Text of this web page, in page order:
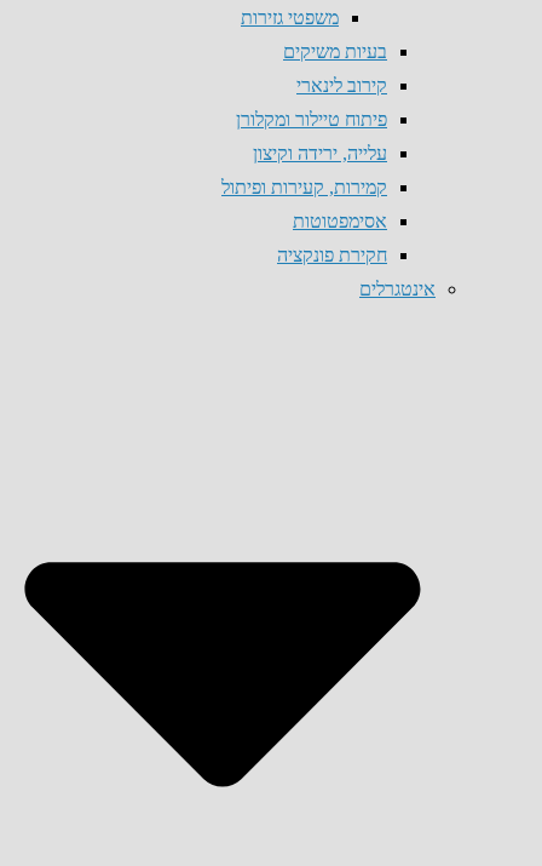
משפטי גזירות
בעיות משיקים
קירוב לינארי
פיתוח טיילור ומקלורן
עלייה, ירידה וקיצון
קמירות, קעירות ופיתול
אסימפטוטות
חקירת פונקציה
אינטגרלים